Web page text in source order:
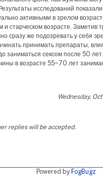
исследований
активными в зрелом
старческом возрасте. Заметив
сразу же подозревать у себя
принимать препараты,
заниматься сексом после 50
в возрасте 55–70 лет
Wednesday,
replies will be accepted.
Powered by FogBugz